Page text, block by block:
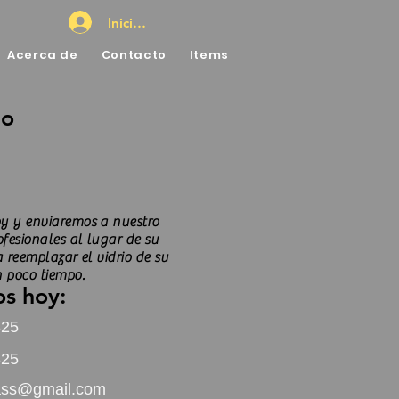
Acerca de Contacto Items
Iniciar sesión
hoy:
y enviaremos a nuestro
al lugar de su
reemplazar el vidrio de su
tiempo.